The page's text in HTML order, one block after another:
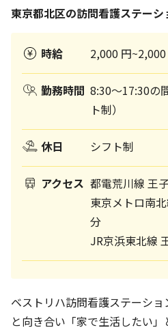
東京都北区の訪問看護ステーシ
時給 2,000 円
勤務時間 8:30～17:30の
ト制）
休日 シフト制
アクセス 都電荒川線 王
東京メトロ南
分
JR京浜東北線
ベストリハ訪問看護ステーシ
と向き合い「家で生活したい